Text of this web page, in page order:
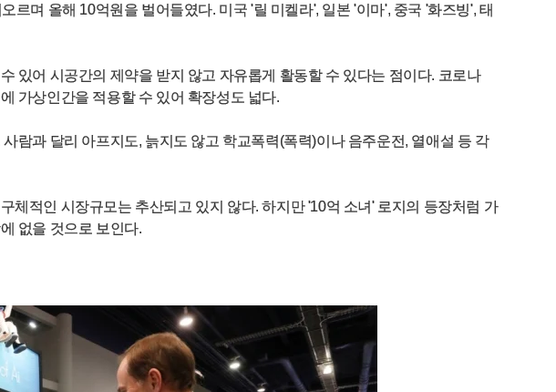
르며 올해 10억원을 벌어들였다. 미국 '릴 미켈라', 일본 '이마', 중국 '화즈빙', 태
있어 시공간의 제약을 받지 않고 자유롭게 활동할 수 있다는 점이다. 코로나
가상인간을 적용할 수 있어 확장성도 넓다.
람과 달리 아프지도, 늙지도 않고 학교폭력(폭력)이나 음주운전, 열애설 등 각
체적인 시장규모는 추산되고 있지 않다. 하지만 '10억 소녀' 로지의 등장처럼 가
없을 것으로 보인다.